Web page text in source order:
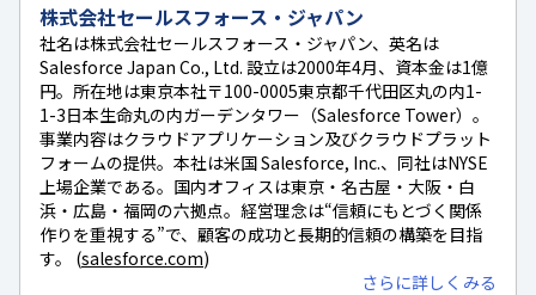
株式会社セールスフォース・ジャパン
社名は株式会社セールスフォース・ジャパン、英名は
Salesforce Japan Co., Ltd. 設立は2000年4月、資本金は1億
円。所在地は東京本社〒100-0005東京都千代田区丸の内1-
1-3日本生命丸の内ガーデンタワー（Salesforce Tower）。
事業内容はクラウドアプリケーション及びクラウドプラット
フォームの提供。本社は米国 Salesforce, Inc.、同社はNYSE
上場企業である。国内オフィスは東京・名古屋・大阪・白
浜・広島・福岡の六拠点。経営理念は“信頼にもとづく関係
作りを重視する”で、顧客の成功と長期的信頼の構築を目指
す。 (salesforce.com)
さらに詳しくみる